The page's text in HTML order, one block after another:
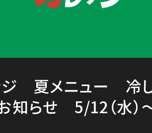
ジ 夏メニュー 冷
知らせ 5/12（水）